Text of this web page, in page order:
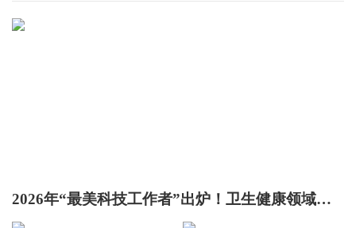
2026年“最美科技工作者”出炉！卫生健康领域一人获评